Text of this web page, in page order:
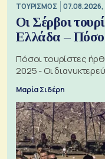
ΤΟΥΡΙΣΜΟΣ
Οι Σέρβοι
Ελλάδα – Πόσο
Πόσοι τουρίστες
2025 - Οι
Μαρία Σιδέρη